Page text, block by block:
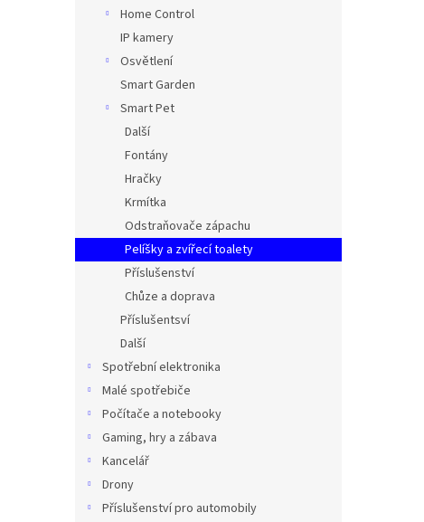
Home Control
IP kamery
Osvětlení
Smart Garden
Smart Pet
Další
Fontány
Hračky
Krmítka
Odstraňovače zápachu
Pelíšky a zvířecí toalety
Příslušenství
Chůze a doprava
Příslušentsví
Další
Spotřební elektronika
Malé spotřebiče
Počítače a notebooky
Gaming, hry a zábava
Kancelář
Drony
Příslušenství pro automobily